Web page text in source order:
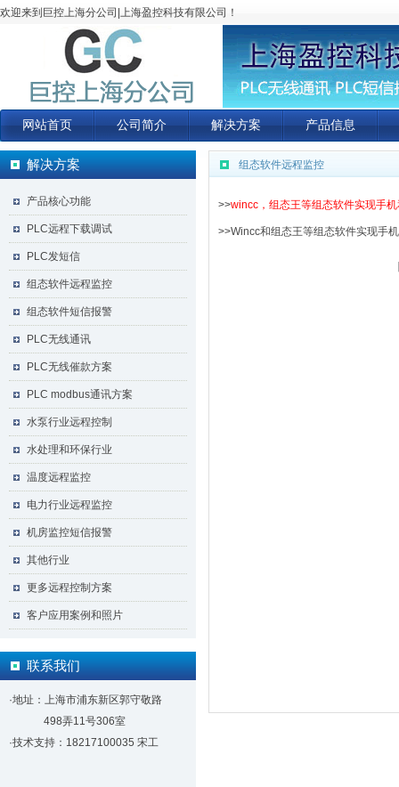
欢迎来到巨控上海分公司|上海盈控科技有限公司！
网站首页 公司简介 解决方案 产品信息
解决方案
产品核心功能
PLC远程下载调试
PLC发短信
组态软件远程监控
组态软件短信报警
PLC无线通讯
PLC无线催款方案
PLC modbus通讯方案
水泵行业远程控制
水处理和环保行业
温度远程监控
电力行业远程监控
机房监控短信报警
其他行业
更多远程控制方案
客户应用案例和照片
联系我们
·地址：上海市浦东新区郭守敬路
498弄11号306室
·技术支持：18217100035 宋工
组态软件远程监控
>>wincc，组态王等组态软件实现手
>>Wincc和组态王等组态软件实现手